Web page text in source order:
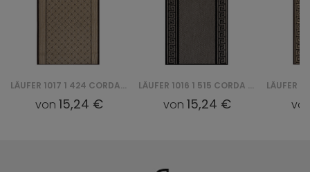
LÄUFER 1017 1 424 CORDA CHODNIK
von 15,24 €
LÄUFER 1016 1 515 CORDA CHODNIK
von 15,24 €